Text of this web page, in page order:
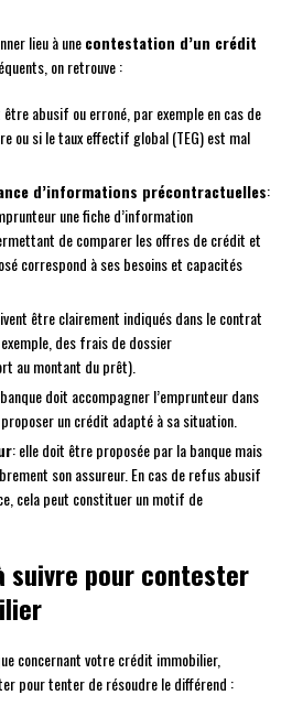
lieu à unecontestation d’un crédit
on retrouve :
abusif ou erroné, par exemple en cas de
ou si le taux effectif global (TEG) est mal
d’informations précontractuelles:
une fiche d’information
de comparer les offres de crédit et
correspond à ses besoins et capacités
être clairement indiqués dans le contrat
des frais de dossier
au montant du prêt).
doit accompagner l’emprunteur dans
un crédit adapté à sa situation.
: elle doit être proposée par la banque mais
son assureur. En cas de refus abusif
cela peut constituer un motif de
suivre pour contester
concernant votre crédit immobilier,
pour tenter de résoudre le différend :